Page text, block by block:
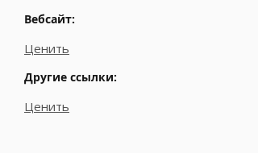
Вебсайт:
Ценить
Другие ссылки:
Ценить